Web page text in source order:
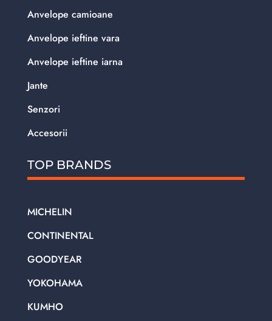
Anvelope camioane
Anvelope ieftine vara
Anvelope ieftine iarna
Jante
Senzori
Accesorii
TOP BRANDS
MICHELIN
CONTINENTAL
GOODYEAR
YOKOHAMA
KUMHO